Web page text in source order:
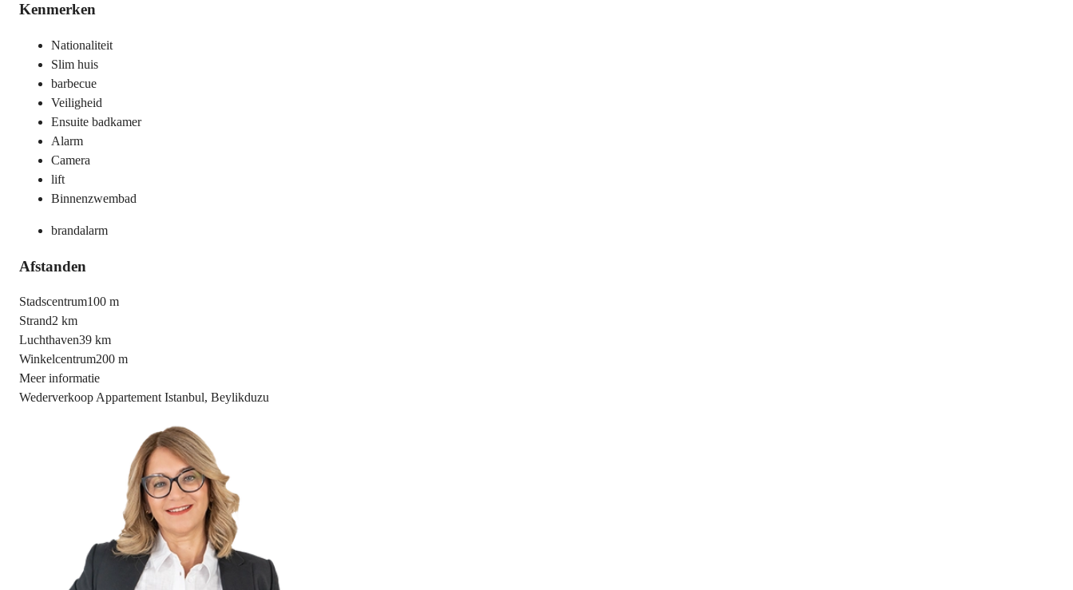
Kenmerken
Nationaliteit
Slim huis
barbecue
Veiligheid
Ensuite badkamer
Alarm
Camera
lift
Binnenzwembad
brandalarm
Afstanden
Stadscentrum100 m
Strand2 km
Luchthaven39 km
Winkelcentrum200 m
Meer informatie
Wederverkoop Appartement Istanbul, Beylikduzu